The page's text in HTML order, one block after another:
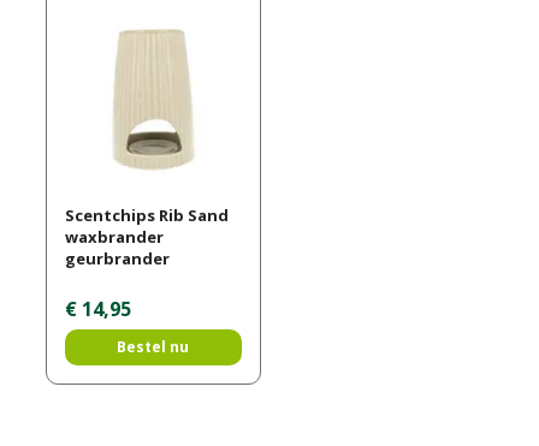
Scentchips Rib Sand
waxbrander
geurbrander
€ 14,95
Bestel nu